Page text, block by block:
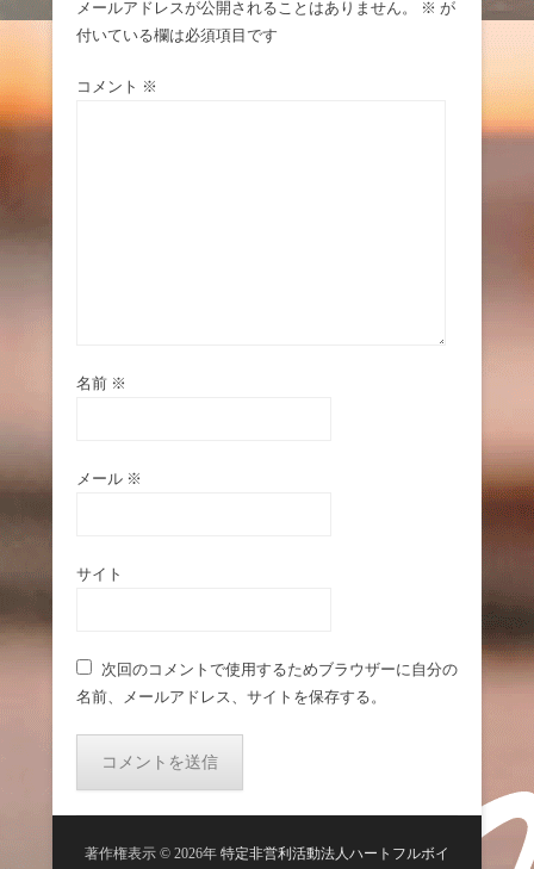
メールアドレスが公開されることはありません。 ※ が
付いている欄は必須項目です
コメント ※
名前 ※
メール ※
サイト
次回のコメントで使用するためブラウザーに自分の
名前、メールアドレス、サイトを保存する。
著作権表示 © 2026年 特定非営利活動法人ハートフルボイ